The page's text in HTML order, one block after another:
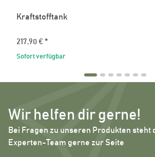
Kraftstofftank
217,90 € *
Sofort verfügbar
Wir helfen dir gerne!
Bei Fragen zu unseren Produkten steht
Experten-Team gerne zur Seite